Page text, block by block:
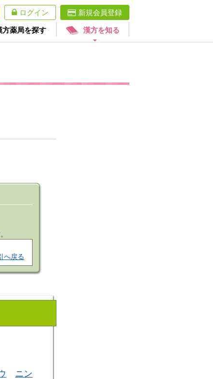
方薬局を探す 漢方を知る
ログイン 新規会員登録
へ戻る
ニン